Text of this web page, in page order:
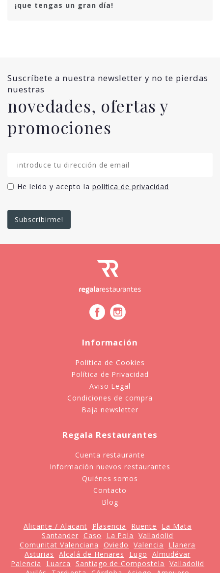
¡que tengas un gran día!
Suscríbete a nuestra newsletter y no te pierdas
nuestras
novedades, ofertas y
promociones
He leído y acepto la política de privacidad
Información
Política de Cookies
Política de Privacidad
Aviso Legal
Condiciones de compra
Baja newsletter
Regala Restaurantes
Cuenta restaurante
Información nuevos restaurantes
Quiénes somos
Contacto
Blog
Alicante / Alacant Plasencia Ruente
La Mata
Santander
Caso La Pola
Valladolid
Comunitat Valenciana
Oviedo Valencia
Llanera
Asturias
Alcalá de Henares Lugo
Almudévar
Palencia
Luarca Santiago de Compostela
Valladolid